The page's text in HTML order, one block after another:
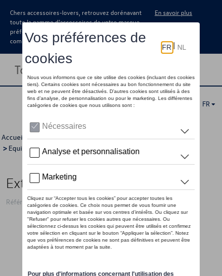
Chers accessoires-lovers, retrouvez dorénavant
toute la gamme d’accessoires de votre marque
préférée sous forme de catalogue à
commander auprès de votre concessionaire.
En savoir plus
Toggle navigation
FR
Accueil >Catalogue Volkswagen >Securité
> Equipements obligatoires > Détail
Extincteur 2kg
Référence: ANF0002KG